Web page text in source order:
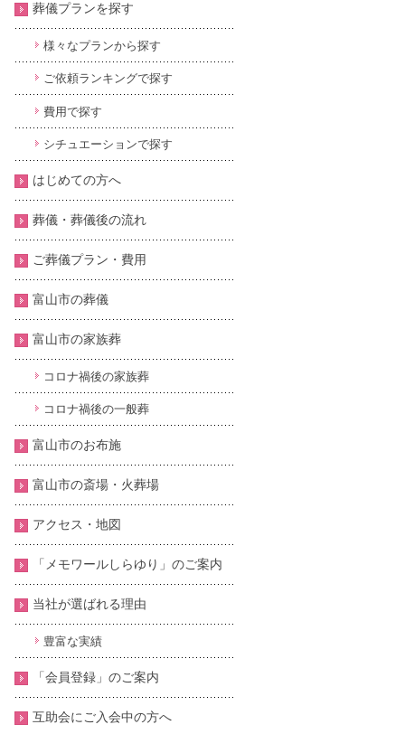
葬儀プランを探す
様々なプランから探す
ご依頼ランキングで探す
費用で探す
シチュエーションで探す
はじめての方へ
葬儀・葬儀後の流れ
ご葬儀プラン・費用
富山市の葬儀
富山市の家族葬
コロナ禍後の家族葬
コロナ禍後の一般葬
富山市のお布施
富山市の斎場・火葬場
アクセス・地図
「メモワールしらゆり」のご案内
当社が選ばれる理由
豊富な実績
「会員登録」のご案内
互助会にご入会中の方へ